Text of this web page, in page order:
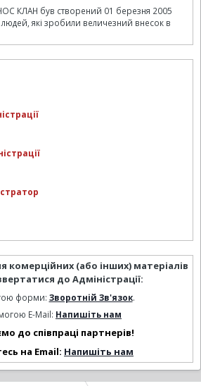
КЛАН був створений 01 березня 2005
які зробили величезний внесок в
комерційних (або інших) матеріалів
до Адміністрації:
форми: Зворотній Зв'язок.
E-Mail: Напишіть нам
до співпраці партнерів!
на Email: Напишіть нам